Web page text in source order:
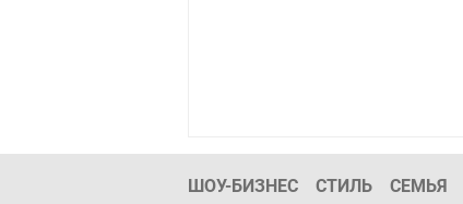
ШОУ-БИЗНЕС СТИЛЬ СЕМЬЯ